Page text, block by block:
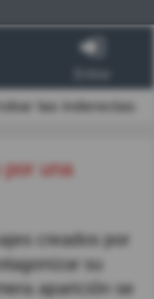
las inderectas
creados por
su
aparición se